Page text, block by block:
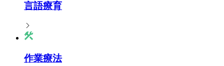
言語療育
作業療法